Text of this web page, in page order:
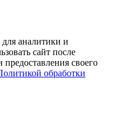
аналитики и
сайт после
своего
обработки